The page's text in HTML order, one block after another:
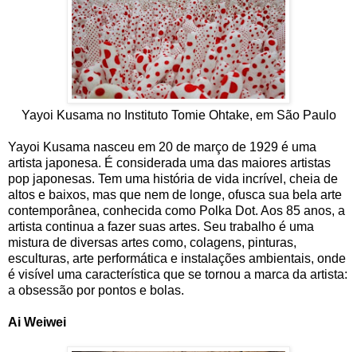
Yayoi Kusama no Instituto Tomie Ohtake, em São Paulo
Yayoi Kusama nasceu em 20 de março de 1929 é uma
artista japonesa. É considerada uma das maiores artistas
pop japonesas. Tem uma história de vida incrível, cheia de
altos e baixos, mas que nem de longe, ofusca sua bela arte
contemporânea, conhecida como Polka Dot. Aos 85 anos, a
artista continua a fazer suas artes. Seu trabalho é uma
mistura de diversas artes como, colagens, pinturas,
esculturas, arte performática e instalações ambientais, onde
é visível uma característica que se tornou a marca da artista:
a obsessão por pontos e bolas.
Ai Weiwei